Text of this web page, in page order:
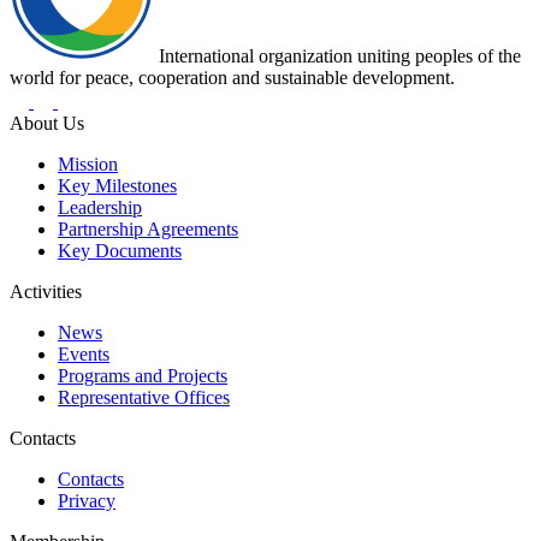
International organization uniting peoples of the
world for peace, cooperation and sustainable development.
About Us
Mission
Key Milestones
Leadership
Partnership Agreements
Key Documents
Activities
News
Events
Programs and Projects
Representative Offices
Contacts
Contacts
Privacy